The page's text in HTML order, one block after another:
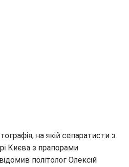
на якій сепаратисти з
Києва з прапорами
політолог Олексій